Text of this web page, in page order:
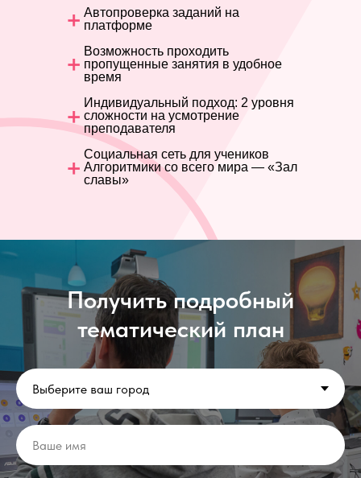
Автопроверка заданий на
платформе
Возможность проходить
пропущенные занятия в удобное
время
Индивидуальный подход: 2 уровня
сложности на усмотрение
преподавателя
Социальная сеть для учеников
Алгоритмики со всего мира — «Зал
славы»
Получить подробный
тематический план